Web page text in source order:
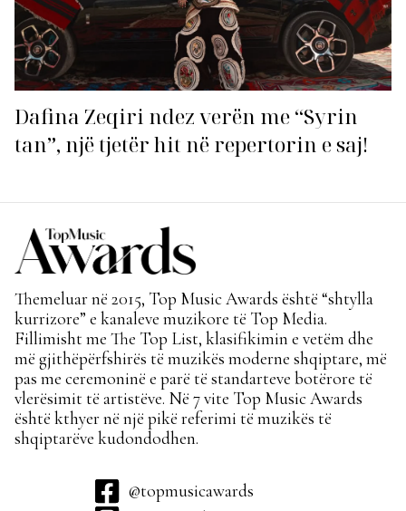
Dafina Zeqiri ndez verën me “Syrin
tan”, një tjetër hit në repertorin e saj!
Themeluar në 2015, Top Music Awards është “shtylla
kurrizore” e kanaleve muzikore të Top Media.
Fillimisht me The Top List, klasifikimin e vetëm dhe
më gjithëpërfshirës të muzikës moderne shqiptare, më
pas me ceremoninë e parë të standarteve botërore të
vlerësimit të artistëve. Në 7 vite Top Music Awards
është kthyer në një pikë referimi të muzikës të
shqiptarëve kudondodhen.
@topmusicawards